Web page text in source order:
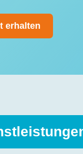
erhalten